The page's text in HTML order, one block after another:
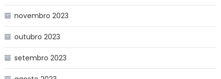
novembro 2023
outubro 2023
setembro 2023